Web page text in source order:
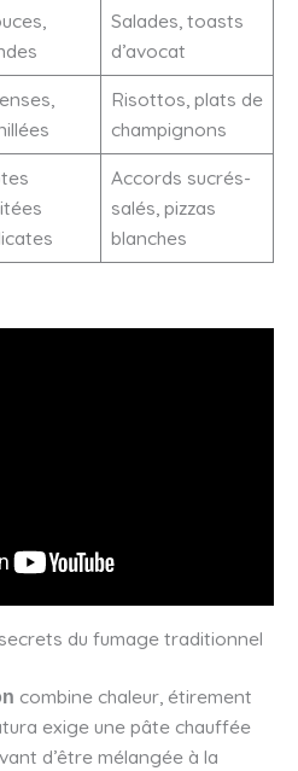
Salades, toasts
d’avocat
Risottos, plats de
champignons
Accords sucrés-
salés, pizzas
blanches
du fumage traditionnel
combine chaleur, étirement
exige une pâte chauffée
d’être mélangée à la